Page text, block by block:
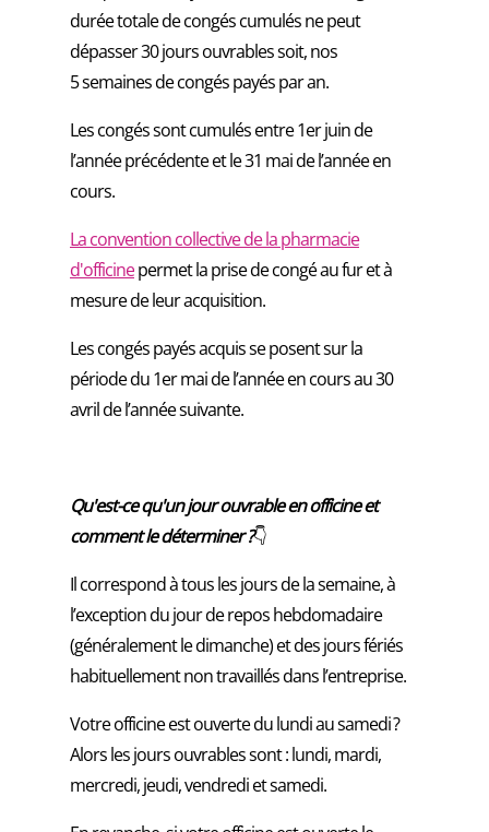
durée totale de congés cumulés ne peut
dépasser 30 jours ouvrables soit, nos
5 semaines de congés payés par an.
Les congés sont cumulés entre1er juin de
l’année précédente et le 31 mai de l’année en
cours.
La convention collective de la pharmacie
d'officinepermet la prise de congé au fur et à
mesure de leur acquisition.
Les congés payés acquis se posent sur la
période du 1er mai de l’année en cours au 30
avril de l’année suivante.
Qu'est-ce qu'un jour ouvrable en officine et
comment le déterminer ?👇
Il correspond à tous les jours de la semaine, à
l’exception du jour de repos hebdomadaire
(généralement le dimanche) et des jours fériés
habituellement non travaillés dans l’entreprise.
Votre officine est ouverte du lundi au samedi ?
Alors les jours ouvrables sont : lundi, mardi,
mercredi, jeudi, vendredi et samedi.